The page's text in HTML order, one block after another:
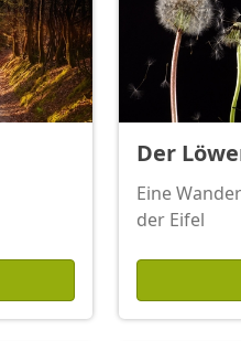
Der
Eine
der Eifel